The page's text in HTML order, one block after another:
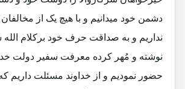
دشمن خود میدانیم و با هیچ یک از
نداریم و به صداقت حرف خود برکلام الله
نوشته و مُهر کرده معرفت سفیر دولت
حضور نمودیم و از خداوند مسئلت داریم